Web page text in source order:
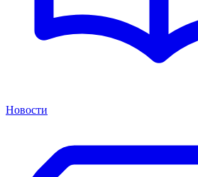
Новости